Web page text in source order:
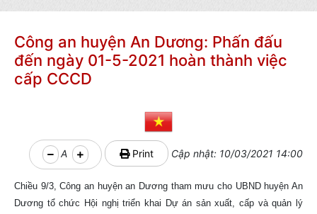
Công an huyện An Dương: Phấn đấu
đến ngày 01-5-2021 hoàn thành việc
cấp CCCD
A Print Cập nhật: 10/03/2021 14:00
Chiều 9/3, Công an huyện an Dương tham mưu cho UBND huyện An
Dương tổ chức Hội nghị triển khai Dự án sản xuất, cấp và quản lý